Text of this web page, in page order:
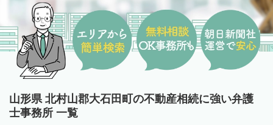
山形県 北村山郡大石田町の不動産相続に強い弁護
士事務所 一覧